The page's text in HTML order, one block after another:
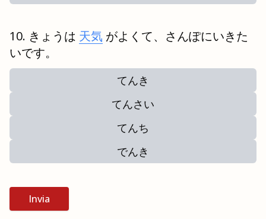
きょうは 天気 がよくて、さんぽにいきた
いです。
てんき
てんさい
てんち
でんき
Invia